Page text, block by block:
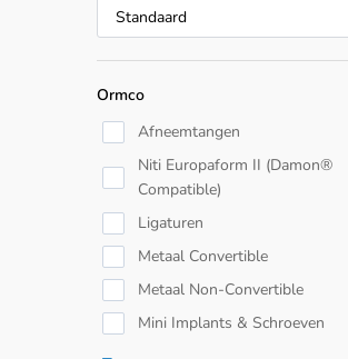
Ormco
Afneemtangen
Niti Europaform II (Damon®
Compatible)
Ligaturen
Metaal Convertible
Metaal Non-Convertible
Mini Implants & Schroeven